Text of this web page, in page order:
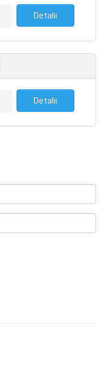
Detalii
Detalii